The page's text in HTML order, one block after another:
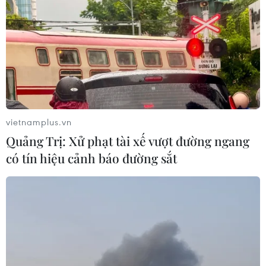
19/03/2019 14:36
Philippines đang tăng cường hợp tác với Malaysia và
Indonesia nhằm ngăn chặn các tay súng nước ngoài
tham gia IS sau khi chúng mất nhiều vùng lãnh thổ
chiếm đóng tại Syria và Iraq.
vietnamplus.vn
Quảng Trị: Xử phạt tài xế vượt đường ngang
có tín hiệu cảnh báo đường sắt